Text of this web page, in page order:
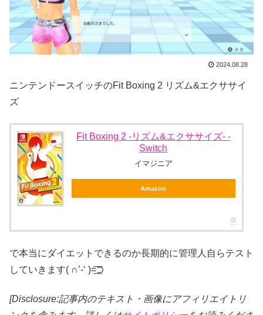
2024.08.28
ニンテンドースイッチのFit Boxing 2 リズム&エクササイ
ズ
Fit Boxing 2 -リズム&エクササイズ- -
Switch
イマジニア
Amazon
で本当にダイエットできるのか長期的に管理人自らテスト
していきます( ∩’-‘ )=͟͟͞͞⊃
[Disclosure:記事内のテキスト・画像にアフィリエイトリ